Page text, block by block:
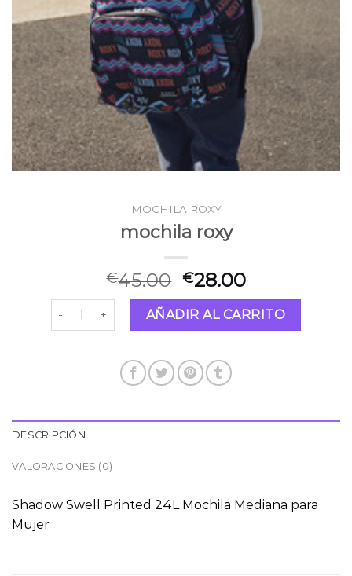
MOCHILA ROXY
mochila roxy
€45.00 €28.00
mochila roxy cantidadAÑADIR AL CARRITO
DESCRIPCIÓN
VALORACIONES (0)
Shadow Swell Printed 24L Mochila Mediana para
Mujer